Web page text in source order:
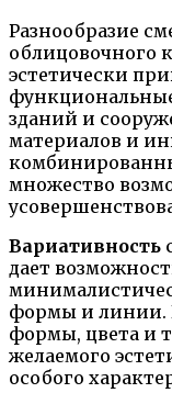
Разнообразие
облицовочного
эстетически
зданий и
материалов и
множество
Вариативность
дает
формы и линии.
формы, цвета и
желаемого
особого